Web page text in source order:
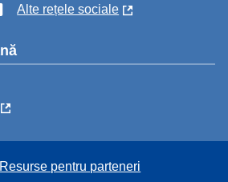
YouTube
Alte rețele sociale
Resurse pentru parteneri